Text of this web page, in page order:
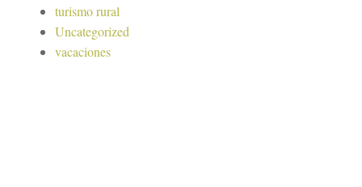
turismo rural
Uncategorized
vacaciones